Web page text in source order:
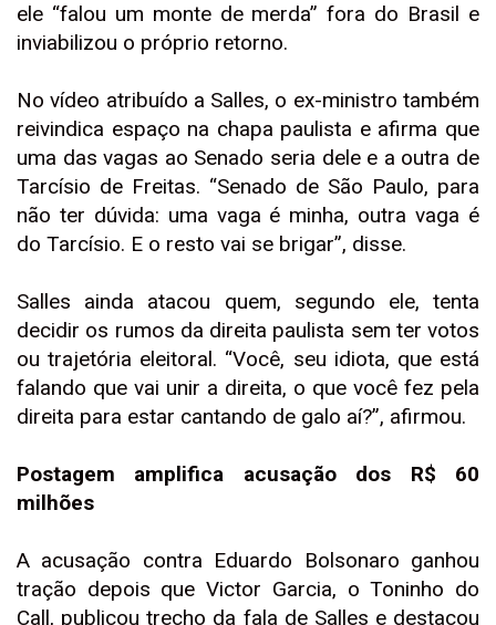
ele “falou um monte de merda” fora do Brasil e
inviabilizou o próprio retorno.
No vídeo atribuído a Salles, o ex-ministro também
reivindica espaço na chapa paulista e afirma que
uma das vagas ao Senado seria dele e a outra de
Tarcísio de Freitas. “Senado de São Paulo, para
não ter dúvida: uma vaga é minha, outra vaga é
do Tarcísio. E o resto vai se brigar”, disse.
Salles ainda atacou quem, segundo ele, tenta
decidir os rumos da direita paulista sem ter votos
ou trajetória eleitoral. “Você, seu idiota, que está
falando que vai unir a direita, o que você fez pela
direita para estar cantando de galo aí?”, afirmou.
Postagem amplifica acusação dos R$ 60
milhões
A acusação contra Eduardo Bolsonaro ganhou
tração depois que Victor Garcia, o Toninho do
Call, publicou trecho da fala de Salles e destacou